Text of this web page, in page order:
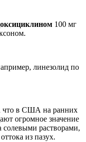
100 мг
линезолид по
что в США на ранних
огромное значение
растворами,
из пазух.